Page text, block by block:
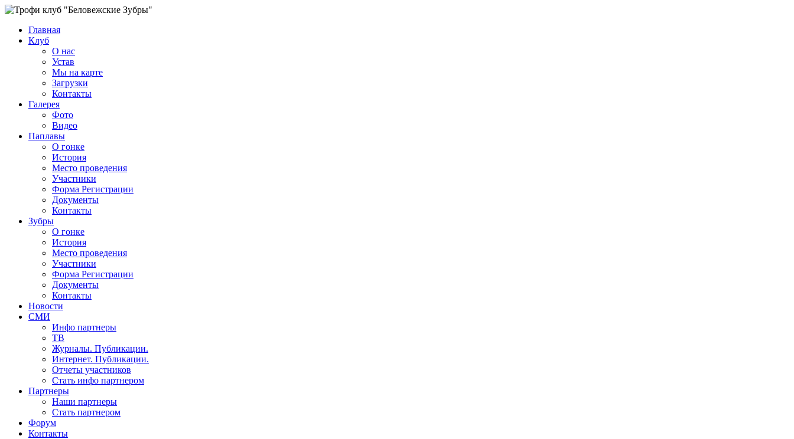
Главная
Клуб
О нас
Устав
Мы на карте
Загрузки
Контакты
Галерея
Фото
Видео
Паплавы
О гонке
История
Место проведения
Участники
Форма Регистрации
Документы
Контакты
Зубры
О гонке
История
Место проведения
Участники
Форма Регистрации
Документы
Контакты
Новости
СМИ
Инфо партнеры
ТВ
Журналы. Публикации.
Интернет. Публикации.
Отчеты участников
Стать инфо партнером
Партнеры
Наши партнеры
Стать партнером
Форум
Контакты